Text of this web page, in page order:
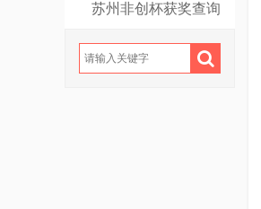
苏州非创杯获奖查询